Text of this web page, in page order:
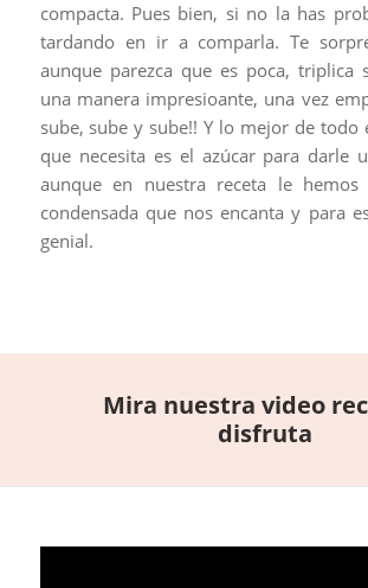
compacta. Pues bien, si no la has
tardando en ir a comparla. Te
aunque parezca que es poca, triplica
una manera impresioante, una vez
sube, sube y sube!! Y lo mejor de todo
que necesita es el azúcar para darle
aunque en nuestra receta le hemos
condensada que nos encanta y para
genial.
Mira nuestra video
disfruta